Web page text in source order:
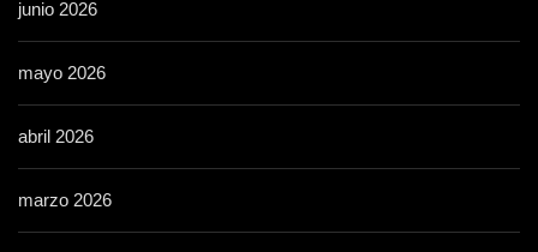
junio 2026
mayo 2026
abril 2026
marzo 2026